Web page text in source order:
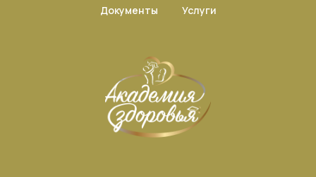
Документы Услуги